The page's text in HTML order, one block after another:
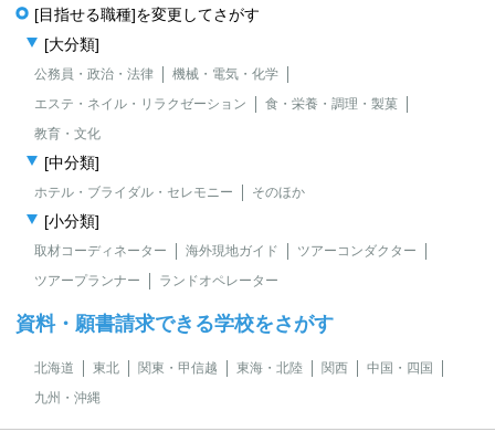
[目指せる職種]を変更してさがす
[大分類]
公務員・政治・法律
機械・電気・化学
エステ・ネイル・リラクゼーション
食・栄養・調理・製菓
教育・文化
[中分類]
ホテル・ブライダル・セレモニー そのほか
[小分類]
取材コーディネーター 海外現地ガイド
ツアーコンダクター
ツアープランナー
ランドオペレーター
資料・願書請求できる学校をさがす
北海道 東北 関東・甲信越 東海・北陸 関西
中国・四国
九州・沖縄